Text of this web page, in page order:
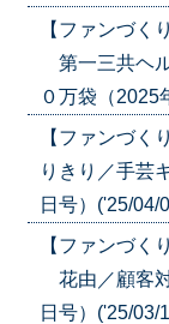
【ファンづ
第一三共ヘ
０万袋（2025
【ファンづ
りきり／手芸
日号）('25/04/
【ファンづ
花由／顧客
日号）('25/03/